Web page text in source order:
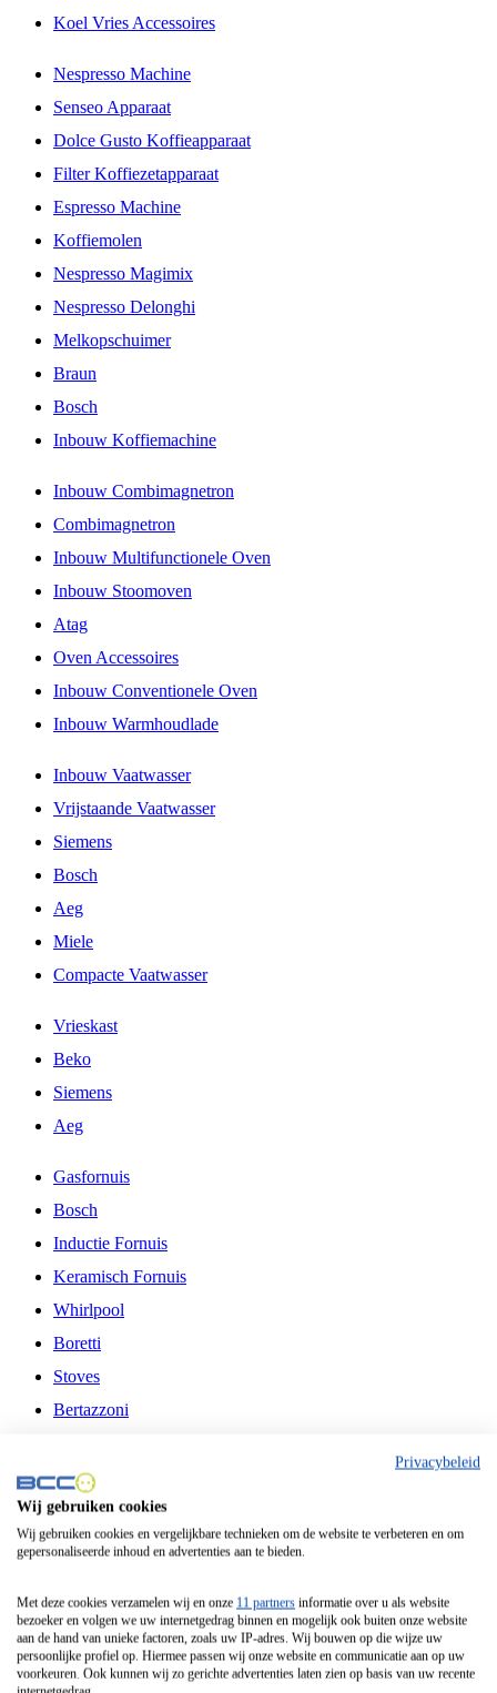
Koel Vries Accessoires
Nespresso Machine
Senseo Apparaat
Dolce Gusto Koffieapparaat
Filter Koffiezetapparaat
Espresso Machine
Koffiemolen
Nespresso Magimix
Nespresso Delonghi
Melkopschuimer
Braun
Bosch
Inbouw Koffiemachine
Inbouw Combimagnetron
Combimagnetron
Inbouw Multifunctionele Oven
Inbouw Stoomoven
Atag
Oven Accessoires
Inbouw Conventionele Oven
Inbouw Warmhoudlade
Inbouw Vaatwasser
Vrijstaande Vaatwasser
Siemens
Bosch
Aeg
Miele
Compacte Vaatwasser
Vrieskast
Beko
Siemens
Aeg
Gasfornuis
Bosch
Inductie Fornuis
Keramisch Fornuis
Whirlpool
Boretti
Stoves
Bertazzoni
Fitelli
Airfryer
Frituurpan
Contactgrill
Broodbakmachine
Broodrooster
Privacybeleid
Wij gebruiken cookies
Wij gebruiken cookies en vergelijkbare technieken om de website te verbeteren en om
gepersonaliseerde inhoud en advertenties aan te bieden.
Met deze cookies verzamelen wij en onze 11 partners informatie over u als website
bezoeker en volgen we uw internetgedrag binnen en mogelijk ook buiten onze website
aan de hand van unieke factoren, zoals uw IP-adres. Wij bouwen op die wijze uw
persoonlijke profiel op. Hiermee passen wij onze website en communicatie aan op uw
voorkeuren. Ook kunnen wij zo gerichte advertenties laten zien op basis van uw recente